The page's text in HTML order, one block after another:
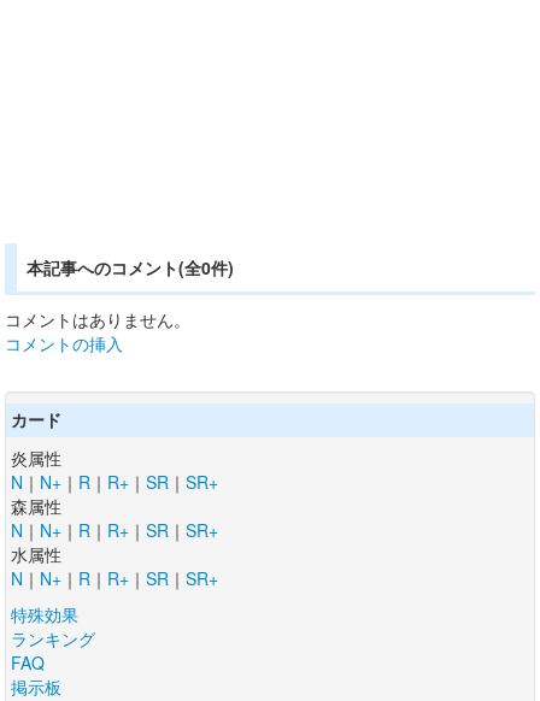
本記事へのコメント(全0件)
コメントはありません。
コメントの挿入
カード
炎属性
N ｜ N+ ｜ R ｜ R+ ｜ SR ｜ SR+
森属性
N ｜ N+ ｜ R ｜ R+ ｜ SR ｜ SR+
水属性
N ｜ N+ ｜ R ｜ R+ ｜ SR ｜ SR+
特殊効果
ランキング
FAQ
掲示板